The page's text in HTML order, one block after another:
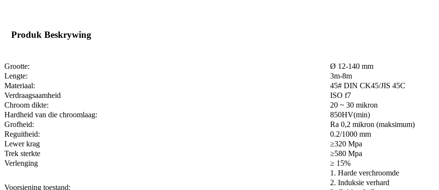
Produk Beskrywing
Grootte:
Ø 12-140 mm
Lengte:
3m-8m
Materiaal:
45# DIN CK45/JIS 45C
Verdraagsaamheid
ISO f7
Chroom dikte:
20 ~ 30 mikron
Hardheid van die chroomlaag:
850HV(min)
Grofheid:
Ra 0,2 mikron (maksimum)
Reguitheid:
0.2/1000 mm
Lewer krag
≥320 Mpa
Trek sterkte
≥580 Mpa
Verlenging
≥ 15%
Voorsiening toestand:
1. Harde verchroomde
2. Induksie verhard